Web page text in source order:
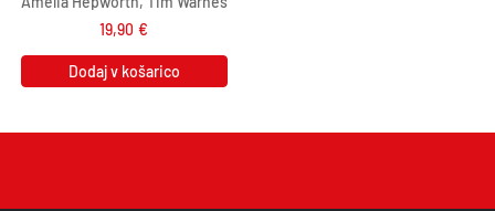
19,90 €
Dodaj v košarico